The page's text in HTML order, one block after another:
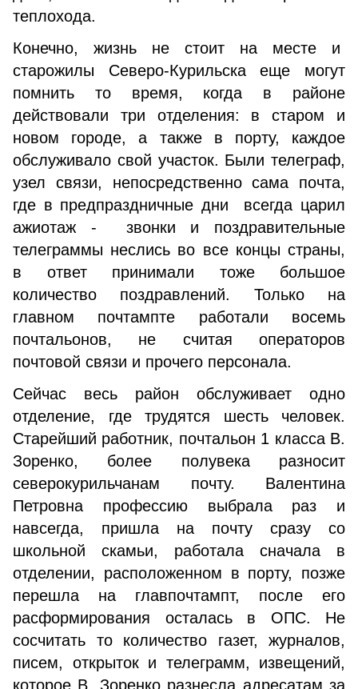
теплохода.
Конечно, жизнь не стоит на месте и
старожилы Северо-Курильска еще могут
помнить то время, когда в районе
действовали три отделения: в старом и
новом городе, а также в порту, каждое
обслуживало свой участок. Были телеграф,
узел связи, непосредственно сама почта,
где в предпраздничные дни всегда царил
ажиотаж - звонки и поздравительные
телеграммы неслись во все концы страны,
в ответ принимали тоже большое
количество поздравлений. Только на
главном почтампте работали восемь
почтальонов, не считая операторов
почтовой связи и прочего персонала.
Сейчас весь район обслуживает одно
отделение, где трудятся шесть человек.
Старейший работник, почтальон 1 класса В.
Зоренко, более полувека разносит
северокурильчанам почту. Валентина
Петровна профессию выбрала раз и
навсегда, пришла на почту сразу со
школьной скамьи, работала сначала в
отделении, расположенном в порту, позже
перешла на главпочтампт, после его
расформирования осталась в ОПС. Не
сосчитать то количество газет, журналов,
писем, открыток и телеграмм, извещений,
которое В. Зоренко разнесла адресатам за